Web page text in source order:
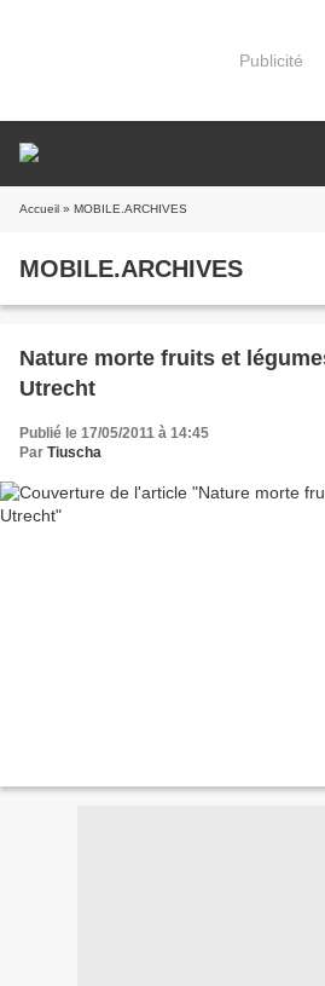
Publicité
Accueil » MOBILE.ARCHIVES
MOBILE.ARCHIVES
Nature morte fruits et
Utrecht
Publié le 17/05/2011 à 14:45
Par Tiuscha